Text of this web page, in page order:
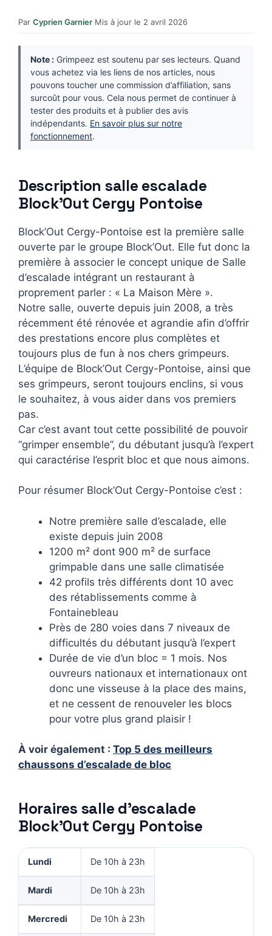
Par Cyprien Garnier·Mis à jour le 2 avril 2026
Note : Grimpeez est soutenu par ses lecteurs. Quand
vous achetez via les liens de nos articles, nous
pouvons toucher une commission d’affiliation, sans
surcoût pour vous. Cela nous permet de continuer à
tester des produits et à publier des avis
indépendants. En savoir plus sur notre
fonctionnement.
Description salle escalade
Block’Out Cergy Pontoise
Block’Out Cergy-Pontoise est la première salle
ouverte par le groupe Block’Out. Elle fut donc la
première à associer le concept unique de Salle
d’escalade intégrant un restaurant à
proprement parler : « La Maison Mère ».
Notre salle, ouverte depuis juin 2008, a très
récemment été rénovée et agrandie afin d’offrir
des prestations encore plus complètes et
toujours plus de fun à nos chers grimpeurs.
L’équipe de Block’Out Cergy-Pontoise, ainsi que
ses grimpeurs, seront toujours enclins, si vous
le souhaitez, à vous aider dans vos premiers
pas.
Car c’est avant tout cette possibilité de pouvoir
“grimper ensemble”, du débutant jusqu’à l’expert
qui caractérise l’esprit bloc et que nous aimons.
Pour résumer Block’Out Cergy-Pontoise c’est :
Notre première salle d’escalade, elle
existe depuis juin 2008
1200 m² dont 900 m² de surface
grimpable dans une salle climatisée
42 profils très différents dont 10 avec
des rétablissements comme à
Fontainebleau
Près de 280 voies dans 7 niveaux de
difficultés du débutant jusqu’à l’expert
Durée de vie d’un bloc = 1 mois. Nos
ouvreurs nationaux et internationaux ont
donc une visseuse à la place des mains,
et ne cessent de renouveler les blocs
pour votre plus grand plaisir !
À voir également : Top 5 des meilleurs
chaussons d’escalade de bloc
Horaires salle d’escalade
Block’Out Cergy Pontoise
Lundi De 10h à 23h
Mardi De 10h à 23h
Mercredi De 10h à 23h